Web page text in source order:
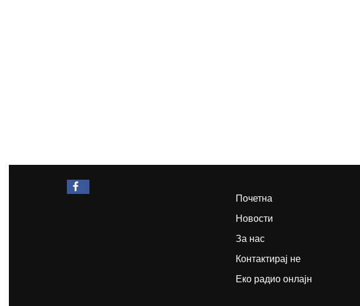
Почетна
Новости
За нас
Контактирај не
Еко радио онлајн